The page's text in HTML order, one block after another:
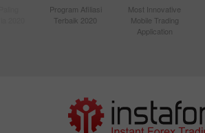
Program Afiliasi
Terbaik 2020
Most Innovative
Mobile Trading
Application